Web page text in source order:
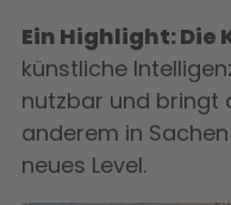
Ein Highlight:
künstliche
nutzbar und bringt
anderem in
neues Level.